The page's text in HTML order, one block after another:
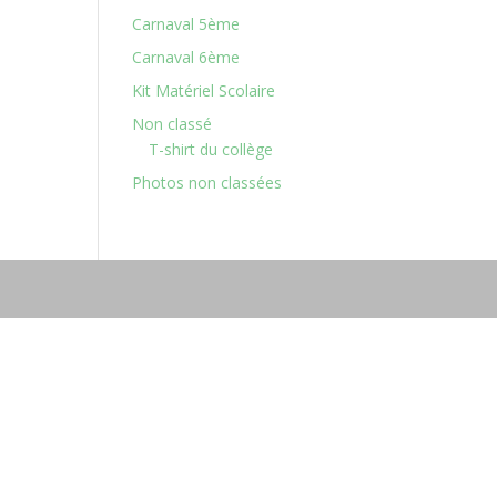
Carnaval 5ème
Carnaval 6ème
Kit Matériel Scolaire
Non classé
T-shirt du collège
Photos non classées